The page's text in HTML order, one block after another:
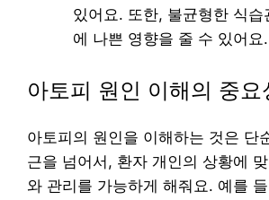
있어요. 또한, 불균형한 식
에 나쁜 영향을 줄 수 있어요.
아토피 원인 이해의 중요
아토피의 원인을 이해하는 것은 단
근을 넘어서, 환자 개인의 상황에
와 관리를 가능하게 해줘요. 예를